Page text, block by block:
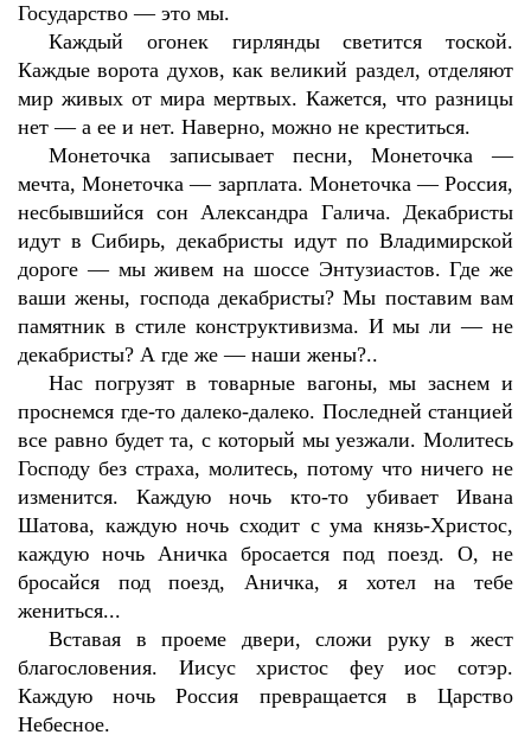
Государство — это мы.
Каждый огонек гирлянды светится тоской.
Каждые ворота духов, как великий раздел, отделяют
мир живых от мира мертвых. Кажется, что разницы
нет — а ее и нет. Наверно, можно не креститься.
Монеточка записывает песни, Монеточка —
мечта, Монеточка — зарплата. Монеточка — Россия,
несбывшийся сон Александра Галича. Декабристы
идут в Сибирь, декабристы идут по Владимирской
дороге — мы живем на шоссе Энтузиастов. Где же
ваши жены, господа декабристы? Мы поставим вам
памятник в стиле конструктивизма. И мы ли — не
декабристы? А где же — наши жены?..
Нас погрузят в товарные вагоны, мы заснем и
проснемся где-то далеко-далеко. Последней станцией
все равно будет та, с который мы уезжали. Молитесь
Господу без страха, молитесь, потому что ничего не
изменится. Каждую ночь кто-то убивает Ивана
Шатова, каждую ночь сходит с ума князь-Христос,
каждую ночь Аничка бросается под поезд. О, не
бросайся под поезд, Аничка, я хотел на тебе
жениться...
Вставая в проеме двери, сложи руку в жест
благословения. Иисус христос феу иос сотэр.
Каждую ночь Россия превращается в Царство
Небесное.